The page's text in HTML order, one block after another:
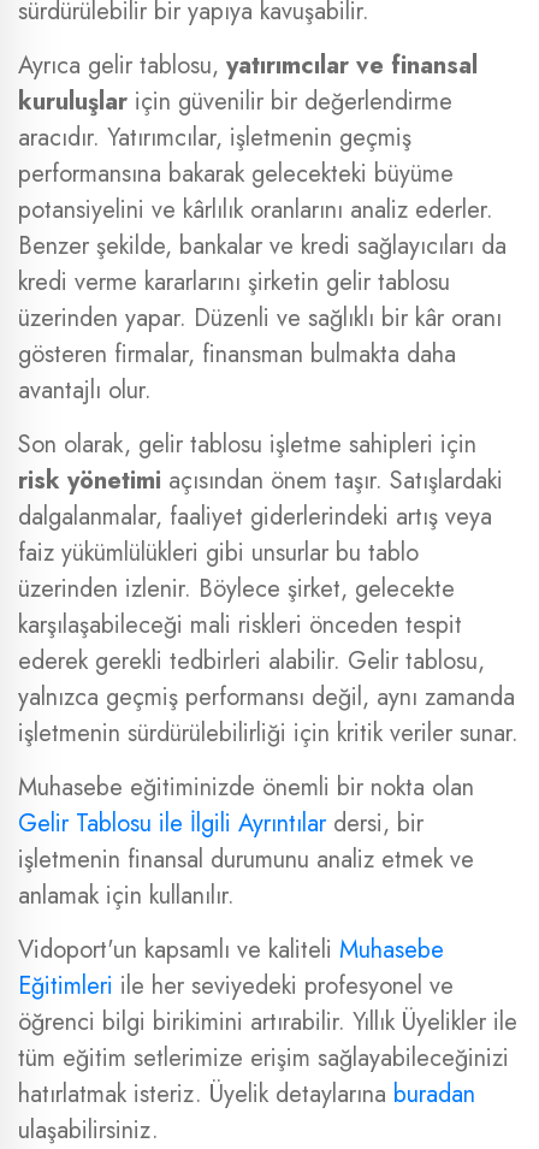
sürdürülebilir bir yapıya kavuşabilir.
Ayrıca gelir tablosu, yatırımcılar ve finansal
kuruluşlar için güvenilir bir değerlendirme
aracıdır. Yatırımcılar, işletmenin geçmiş
performansına bakarak gelecekteki büyüme
potansiyelini ve kârlılık oranlarını analiz ederler.
Benzer şekilde, bankalar ve kredi sağlayıcıları da
kredi verme kararlarını şirketin gelir tablosu
üzerinden yapar. Düzenli ve sağlıklı bir kâr oranı
gösteren firmalar, finansman bulmakta daha
avantajlı olur.
Son olarak, gelir tablosu işletme sahipleri için
risk yönetimi açısından önem taşır. Satışlardaki
dalgalanmalar, faaliyet giderlerindeki artış veya
faiz yükümlülükleri gibi unsurlar bu tablo
üzerinden izlenir. Böylece şirket, gelecekte
karşılaşabileceği mali riskleri önceden tespit
ederek gerekli tedbirleri alabilir. Gelir tablosu,
yalnızca geçmiş performansı değil, aynı zamanda
işletmenin sürdürülebilirliği için kritik veriler sunar.
Muhasebe eğitiminizde önemli bir nokta olan
Gelir Tablosu ile İlgili Ayrıntılardersi, bir
işletmenin finansal durumunu analiz etmek ve
anlamak için kullanılır.
Vidoport'un kapsamlı ve kaliteli Muhasebe
Eğitimleri ile her seviyedeki profesyonel ve
öğrenci bilgi birikimini artırabilir. Yıllık Üyelikler ile
tüm eğitim setlerimize erişim sağlayabileceğinizi
hatırlatmak isteriz. Üyelik detaylarına buradan
ulaşabilirsiniz.